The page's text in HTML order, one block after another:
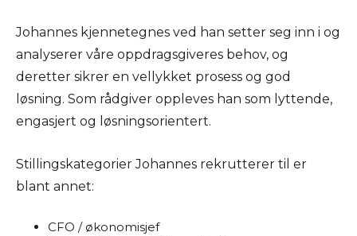
Johannes kjennetegnes ved han setter seg inn i og
analyserer våre oppdragsgiveres behov, og
deretter sikrer en vellykket prosess og god
løsning. Som rådgiver oppleves han som lyttende,
engasjert og løsningsorientert.
Stillingskategorier Johannes rekrutterer til er
blant annet:
CFO / økonomisjef